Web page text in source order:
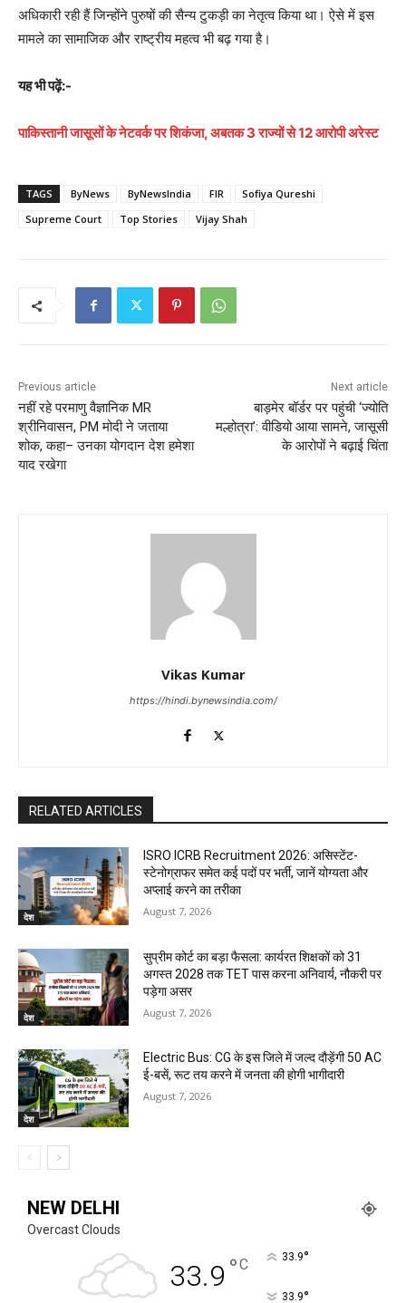
अधिकारी रही हैं जिन्होंने पुरुषों की सैन्य टुकड़ी का नेतृत्व किया था। ऐसे में इस
मामले का सामाजिक और राष्ट्रीय महत्व भी बढ़ गया है।
यह भी पढ़ें:-
पाकिस्तानी जासूसों के नेटवर्क पर शिकंजा, अबतक 3 राज्यों से 12 आरोपी अरेस्ट
TAGS ByNews ByNewsIndia FIR
Sofiya Qureshi
Supreme Court
Top Stories Vijay Shah
Previous article
नहीं रहे परमाणु वैज्ञानिक MR
श्रीनिवासन, PM मोदी ने जताया
शोक, कहा– उनका योगदान देश हमेशा
याद रखेगा
Next article
बाड़मेर बॉर्डर पर पहुंची ‘ज्योति
मल्होत्रा’: वीडियो आया सामने, जासूसी
के आरोपों ने बढ़ाई चिंता
Vikas Kumar
https://hindi.bynewsindia.com/
RELATED ARTICLES
देश
ISRO ICRB Recruitment 2026: असिस्टेंट-
स्टेनोग्राफर समेत कई पदों पर भर्ती, जानें योग्यता और
अप्लाई करने का तरीका
August 7, 2026
देश
सुप्रीम कोर्ट का बड़ा फैसला: कार्यरत शिक्षकों को 31
अगस्त 2028 तक TET पास करना अनिवार्य, नौकरी पर
पड़ेगा असर
August 7, 2026
देश
Electric Bus: CG के इस जिले में जल्द दौड़ेंगी 50 AC
ई-बसें, रूट तय करने में जनता की होगी भागीदारी
August 7, 2026
NEW DELHI
Overcast Clouds
33.9 °C 33.9°
33.9°